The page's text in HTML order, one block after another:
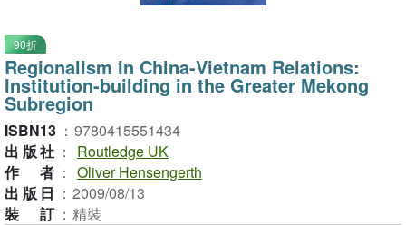
90折
Regionalism in China-Vietnam Relations:
Institution-building in the Greater Mekong
Subregion
ISBN13 ： 9780415551434
出版社 ：
Routledge UK
作者 ： Oliver Hensengerth
出版日 ： 2009/08/13
裝訂 ： 精裝